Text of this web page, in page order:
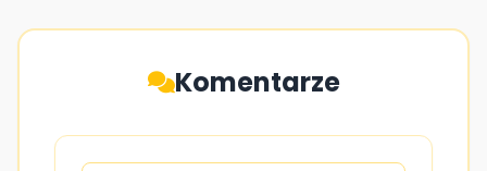
Komentarze